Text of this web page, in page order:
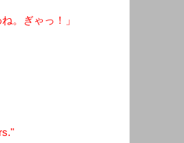
。ぎゃっ！」